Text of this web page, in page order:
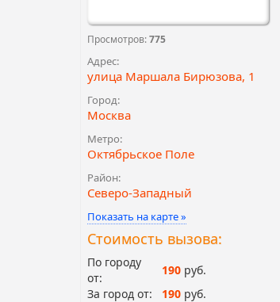
Просмотров:775
Адрес:
улица Маршала Бирюзова, 1
Город:
Москва
Метро:
Октябрьское Поле
Район:
Северо-Западный
Показать на карте »
Стоимость вызова:
По городу
от:
190 руб.
За город от:
190 руб.